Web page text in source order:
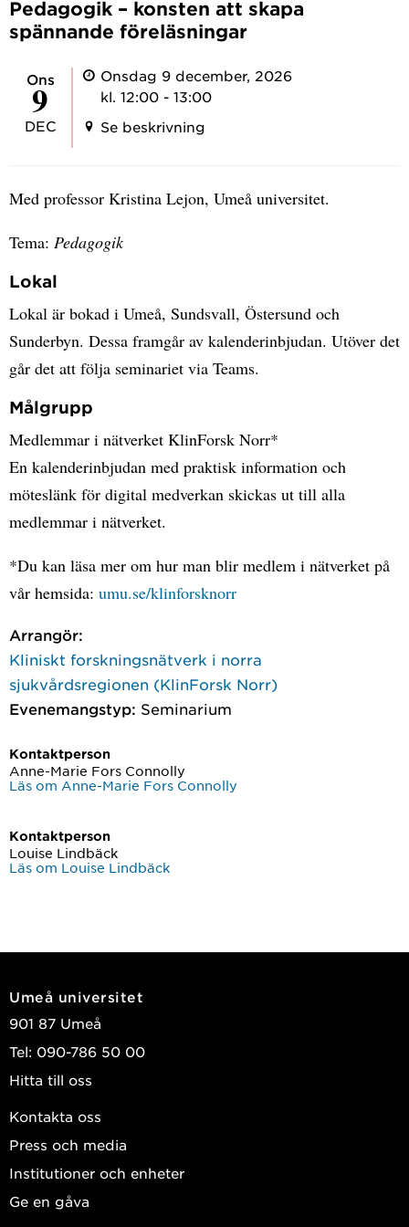
Pedagogik – konsten att skapa
spännande föreläsningar
ons
9
DEC
Onsdag 9 december, 2026
kl. 12:00 - 13:00
Se beskrivning
Med professor Kristina Lejon, Umeå universitet.
Tema: Pedagogik
Lokal
Lokal är bokad i Umeå, Sundsvall, Östersund och
Sunderbyn. Dessa framgår av kalenderinbjudan. Utöver det
går det att följa seminariet via Teams.
Målgrupp
Medlemmar i nätverket KlinForsk Norr*
En kalenderinbjudan med praktisk information och
möteslänk för digital medverkan skickas ut till alla
medlemmar i nätverket.
*Du kan läsa mer om hur man blir medlem i nätverket på
vår hemsida: umu.se/klinforsknorr
Arrangör:
Kliniskt forskningsnätverk i norra
sjukvårdsregionen (KlinForsk Norr)
Evenemangstyp: Seminarium
Kontaktperson
Anne-Marie Fors Connolly
Läs om Anne-Marie Fors Connolly
Kontaktperson
Louise Lindbäck
Läs om Louise Lindbäck
Umeå universitet
901 87 Umeå
Tel: 090-786 50 00
Hitta till oss
Kontakta oss
Press och media
Institutioner och enheter
Ge en gåva